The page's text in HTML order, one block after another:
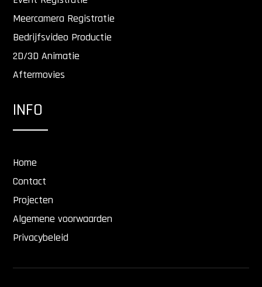
Meercamera Registratie
Bedrijfsvideo Productie
2D/3D Animatie
Aftermovies
INFO
Home
Contact
Projecten
Algemene voorwaarden
Privacybeleid